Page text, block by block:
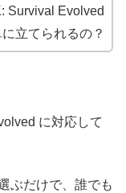
Survival Evolved
立てられるの？
に対応して
ぶだけで、誰でも